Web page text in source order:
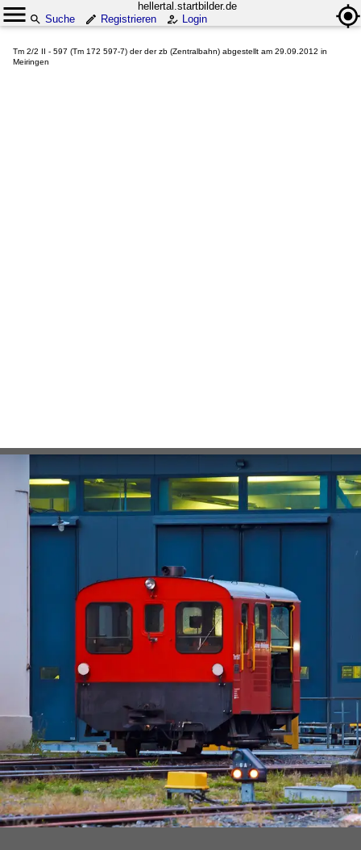
hellertal.startbilder.de
Suche
Registrieren Login
Tm 2/2 II - 597 (Tm 172 597-7) der der zb (Zentralbahn) abgestellt am 29.09.2012 in
Meiringen